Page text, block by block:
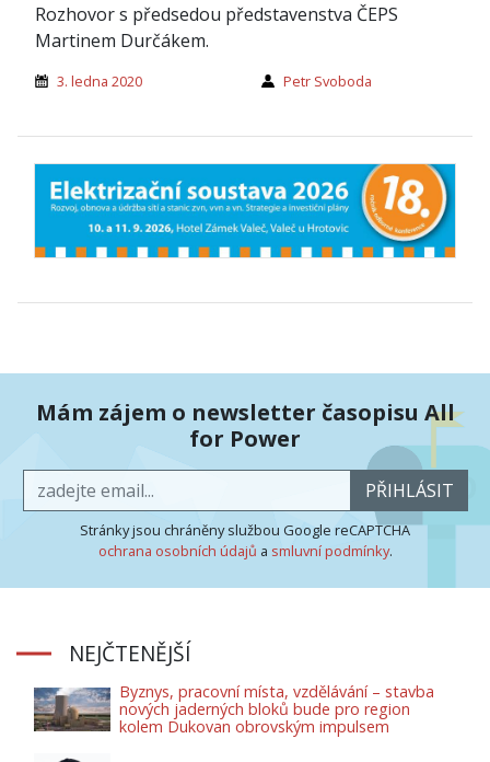
Rozhovor s předsedou představenstva ČEPS
Martinem Durčákem.
3. ledna 2020 Petr Svoboda
Mám zájem o newsletter časopisu All
for Power
PŘIHLÁSIT
Stránky jsou chráněny službou Google reCAPTCHA
ochrana osobních údajů a smluvní podmínky.
NEJČTENĚJŠÍ
Byznys, pracovní místa, vzdělávání – stavba
nových jaderných bloků bude pro region
kolem Dukovan obrovským impulsem